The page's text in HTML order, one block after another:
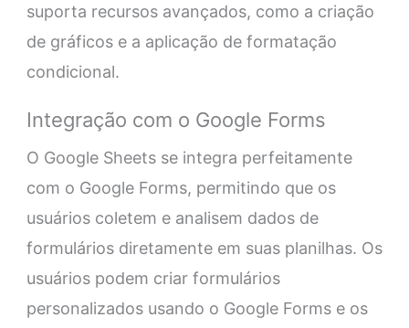
suporta recursos avançados, como a criação
de gráficos e a aplicação de formatação
condicional.
Integração com o Google Forms
O Google Sheets se integra perfeitamente
com o Google Forms, permitindo que os
usuários coletem e analisem dados de
formulários diretamente em suas planilhas. Os
usuários podem criar formulários
personalizados usando o Google Forms e os